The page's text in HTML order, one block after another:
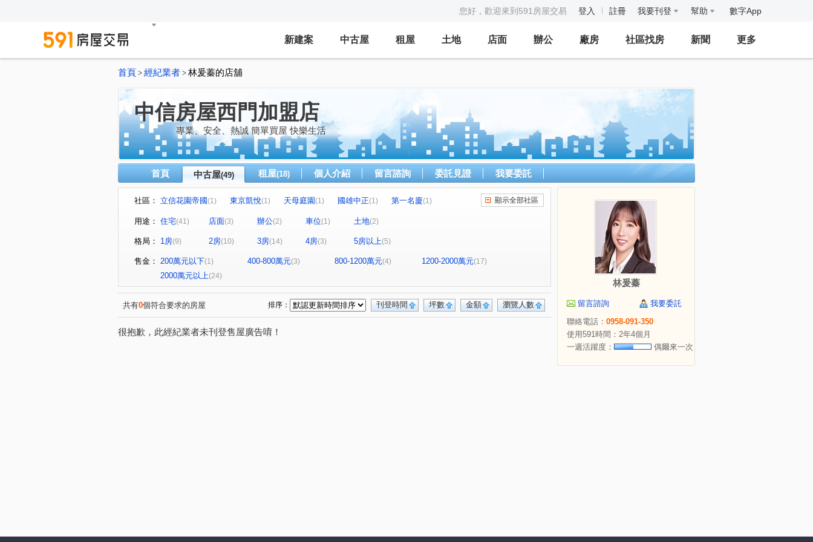
您好，歡迎來到591房屋交易 登入 註冊 我要刊登 幫助 數字App
新建案 中古屋 租屋 土地 店面 辦公 廠房 社區找房 新聞 更多
首頁 > 經紀業者 > 林爰蓁的店舖
中信房屋西門加盟店
專業、安全、熱誠 簡單買屋 快樂生活
首頁 中古屋(49) 租屋(18) 個人介紹 留言諮詢 委託見證 我要委託
社區： 立信花園帝國(1) 東京凱悅(1) 天母庭園(1) 國雄中正(1) 第一名廈(1)
國光社區 東湖生活圈 (1) 龍山名門 (1)
龍山一品大樓 (1) 新外灘6-立信帝國花園廣場(1) 成都大廈(1)
潤泰萬花園(1) 台大御園(1) 西園路一段 萬大路(3) 成福路
華江一路(3) 興義街
天母西路(1) 詔安街(1) 廈門街(1) 莒光路(3) 艋舺大道(1) 中華路二段(1)
西藏路(1) 西寧南路 (2) 新明路(1) 康樂街(1) 梧州街 (1)
成都路(2) 安興路(1) 康定路(2) 漢中街(1) 仁愛路二段(1) 洛陽街(1)
雅江街(1) 開封街二段 (1) 許昌街
顯示全部社區
用途： 住宅(41) 店面(3) 辦公(2) 車位(1) 土地(2)
格局： 1房(9) 2房(10) 3房(14) 4房(3) 5房以上(5)
售金： 200萬元以下(1) 400-800萬元(3) 800-1200萬元(4) 1200-2000萬元(17)
2000萬元以上(24)
共有0個符合要求的房屋 瀏覽人數
金額
坪數
刊登時間
排序：
很抱歉，此經紀業者未刊登售屋廣告唷！
林爰蓁
留言諮詢
我要委託
聯絡電話： 0958-091-350
使用591時間：2年4個月
一週活躍度：
偶爾來一次